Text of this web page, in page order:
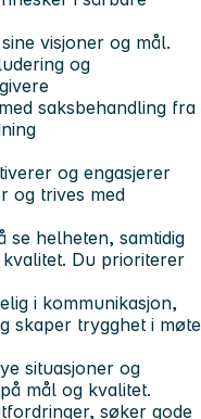
visjoner og mål.
og
saksbehandling fra
og engasjerer
og trives med
helheten, samtidig
Du prioriterer
i kommunikasjon,
skaper trygghet i møte
situasjoner og
mål og kvalitet.
søker gode